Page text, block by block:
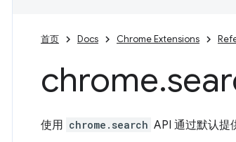
首页 Docs Chrome Extensions
chrome.
使用 chrome.search API 通过默认提